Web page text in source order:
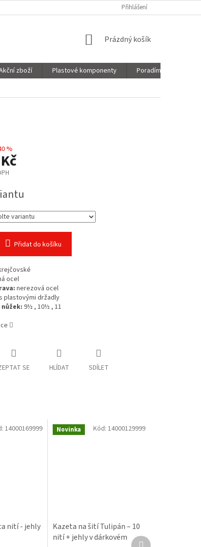
Přihlášení
NÁKUPNÍ
Prázdný košík
zboží Plastové komponenty Poradíme Vám!
%
Přidat do košíku
ocel
nerezová ocel
plastovými držadly
9½ , 10½ , 11
SE HLÍDAT SDÍLET
nití - jehly
14000169999 Novinka
Kazeta na šití Tulipán – 10
nití + jehly v dárkovém
Kód: 14000129999
Další